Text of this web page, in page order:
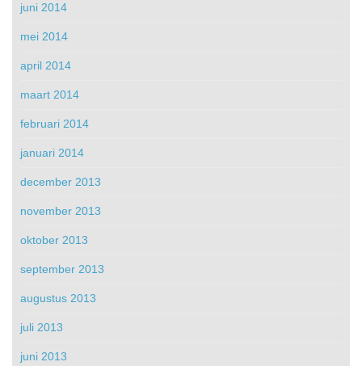
juni 2014
mei 2014
april 2014
maart 2014
februari 2014
januari 2014
december 2013
november 2013
oktober 2013
september 2013
augustus 2013
juli 2013
juni 2013